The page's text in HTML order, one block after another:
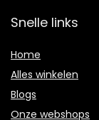
Snelle links
Home
Alles winkelen
Blogs
Onze webshops